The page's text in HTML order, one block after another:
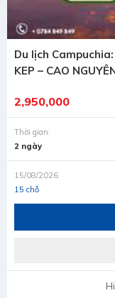
Du lịch Campuchia:
KEP – CAO
2,950,000
Thời gian:
2 ngày
15/08/2026
15 chỗ